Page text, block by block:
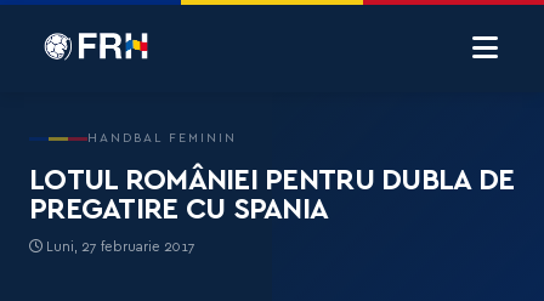
HANDBAL FEMININ
LOTUL ROMÂNIEI PENTRU DUBLA DE
PREGATIRE CU SPANIA
Luni, 27 februarie 2017